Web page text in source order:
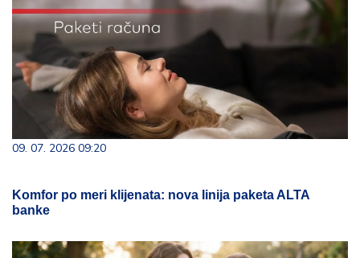
09. 07. 2026 09:20
Komfor po meri klijenata: nova linija paketa ALTA
banke